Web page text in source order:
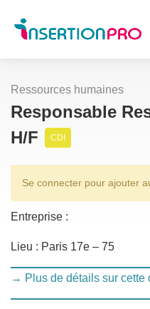
Ressources humaines
Responsable
H/F
CDI
Se connecter pour ajouter
Entreprise :
Lieu : Paris 17e – 75
→ Plus de détails sur cette